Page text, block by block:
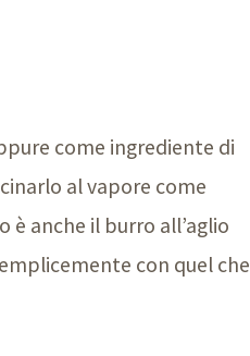
come ingrediente di
al vapore come
anche il burro all’aglio
con quel che